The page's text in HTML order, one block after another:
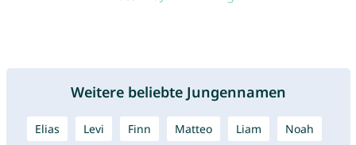
Weitere beliebte Jungennamen
Elias Levi Finn Matteo Liam Noah